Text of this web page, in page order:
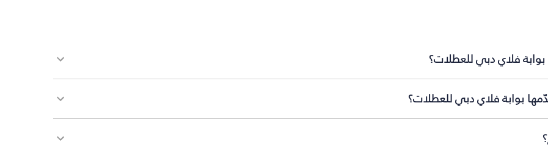
فلاي دبي للعطلات؟
بوابة فلاي دبي للعطلات؟